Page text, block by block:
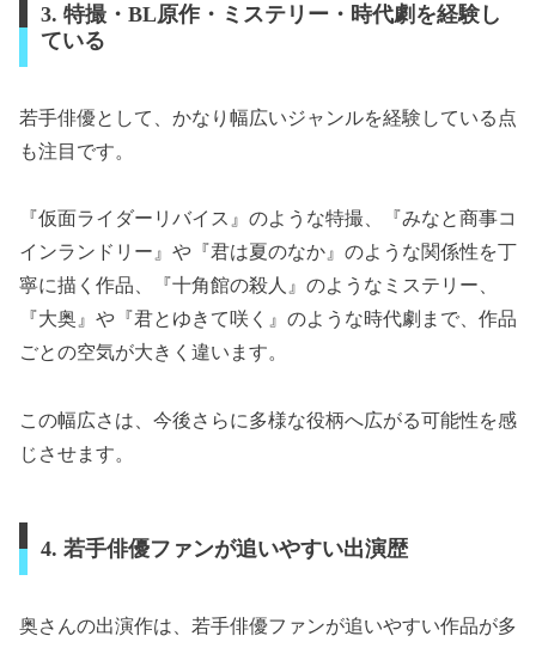
3. 特撮・BL原作・ミステリー・時代劇を経験し
ている
若手俳優として、かなり幅広いジャンルを経験している点
も注目です。
『仮面ライダーリバイス』のような特撮、『みなと商事コ
インランドリー』や『君は夏のなか』のような関係性を丁
寧に描く作品、『十角館の殺人』のようなミステリー、
『大奥』や『君とゆきて咲く』のような時代劇まで、作品
ごとの空気が大きく違います。
この幅広さは、今後さらに多様な役柄へ広がる可能性を感
じさせます。
4. 若手俳優ファンが追いやすい出演歴
奥さんの出演作は、若手俳優ファンが追いやすい作品が多